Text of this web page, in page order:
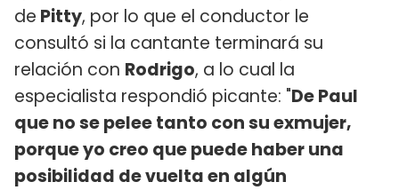
de Pitty, por lo que el conductor le
consultó si la cantante terminará su
relación con Rodrigo, a lo cual la
especialista respondió picante: "De Paul
que no se pelee tanto con su exmujer,
porque yo creo que puede haber una
posibilidad de vuelta en algún